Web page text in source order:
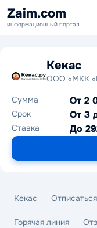
Zaim.com
информационный портал
Кекас
ООО «МКК
Сумма
От 2
Срок От 3
Ставка До
Кекас Отписаться
Горячая линия